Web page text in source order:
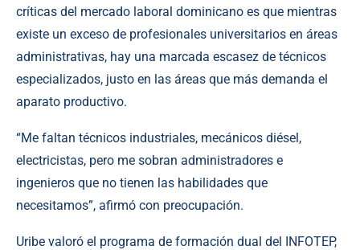
críticas del mercado laboral dominicano es que mientras
existe un exceso de profesionales universitarios en áreas
administrativas, hay una marcada escasez de técnicos
especializados, justo en las áreas que más demanda el
aparato productivo.
“Me faltan técnicos industriales, mecánicos diésel,
electricistas, pero me sobran administradores e
ingenieros que no tienen las habilidades que
necesitamos”, afirmó con preocupación.
Uribe valoró el programa de formación dual del INFOTEP,